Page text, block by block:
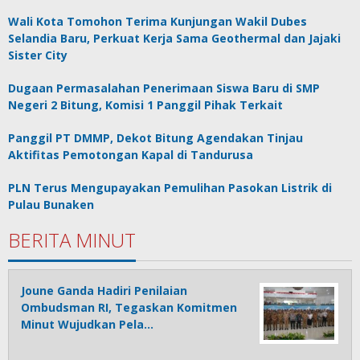
Wali Kota Tomohon Terima Kunjungan Wakil Dubes
Selandia Baru, Perkuat Kerja Sama Geothermal dan Jajaki
Sister City
Dugaan Permasalahan Penerimaan Siswa Baru di SMP
Negeri 2 Bitung, Komisi 1 Panggil Pihak Terkait
Panggil PT DMMP, Dekot Bitung Agendakan Tinjau
Aktifitas Pemotongan Kapal di Tandurusa
PLN Terus Mengupayakan Pemulihan Pasokan Listrik di
Pulau Bunaken
BERITA MINUT
Joune Ganda Hadiri Penilaian
Ombudsman RI, Tegaskan Komitmen
Minut Wujudkan Pela…